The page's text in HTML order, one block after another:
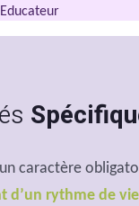
caractère
d’un rythme de